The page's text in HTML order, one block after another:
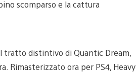
scomparso e la cattura
tratto distintivo di Quantic Dream,
Rimasterizzato ora per PS4, Heavy